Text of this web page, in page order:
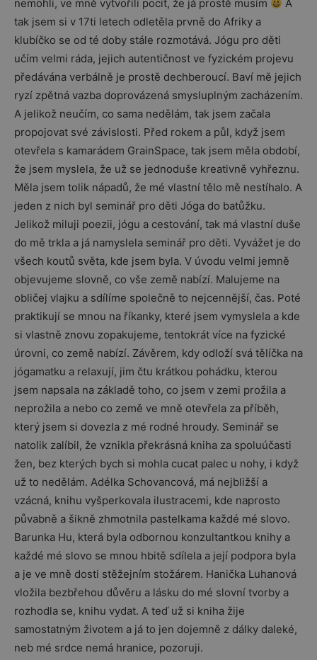
nemohli, ve mně vytvořili pocit, že já prostě musím
A
tak jsem si v 17ti letech odletěla prvně do Afriky a
klubíčko se od té doby stále rozmotává. Jógu pro děti
učím velmi ráda, jejich autentičnost ve fyzickém projevu
předávána verbálně je prostě dechberoucí. Baví mě jejich
ryzí zpětná vazba doprovázená smysluplným zacházením.
A jelikož neučím, co sama nedělám, tak jsem začala
propojovat své závislosti. Před rokem a půl, když jsem
otevřela s kamarádem GrainSpace, tak jsem měla období,
že jsem myslela, že už se jednoduše kreativně vyhřeznu.
Měla jsem tolik nápadů, že mé vlastní tělo mě nestíhalo. A
jeden z nich byl seminář pro děti Jóga do batůžku.
Jelikož miluji poezii, jógu a cestování, tak má vlastní duše
do mě trkla a já namyslela seminář pro děti. Vyvážet je do
všech koutů světa, kde jsem byla. V úvodu velmi jemně
objevujeme slovně, co vše země nabízí. Malujeme na
obličej vlajku a sdílíme společně to nejcennější, čas. Poté
praktikují se mnou na říkanky, které jsem vymyslela a kde
si vlastně znovu zopakujeme, tentokrát více na fyzické
úrovni, co země nabízí. Závěrem, kdy odloží svá tělíčka na
jógamatku a relaxují, jim čtu krátkou pohádku, kterou
jsem napsala na základě toho, co jsem v zemi prožila a
neprožila a nebo co země ve mně otevřela za příběh,
který jsem si dovezla z mé rodné hroudy. Seminář se
natolik zalíbil, že vznikla překrásná kniha za spoluúčasti
žen, bez kterých bych si mohla cucat palec u nohy, i když
už to nedělám. Adélka Schovancová, má nejbližší a
vzácná, knihu vyšperkovala ilustracemi, kde naprosto
půvabně a šikně zhmotnila pastelkama každé mé slovo.
Barunka Hu, která byla odbornou konzultantkou knihy a
každé mé slovo se mnou hbitě sdílela a její podpora byla
a je ve mně dosti stěžejním stožárem. Hanička Luhanová
vložila bezbřehou důvěru a lásku do mé slovní tvorby a
rozhodla se, knihu vydat. A teď už si kniha žije
samostatným životem a já to jen dojemně z dálky daleké,
neb mé srdce nemá hranice, pozoruji.